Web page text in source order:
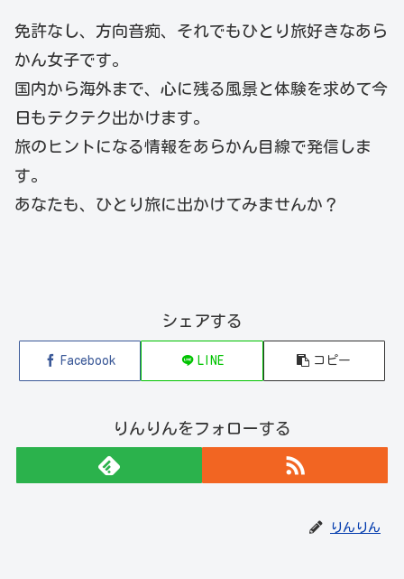
免許なし、方向音痴、それでもひとり旅好きなあら
かん女子です。
国内から海外まで、心に残る風景と体験を求めて今
日もテクテク出かけます。
旅のヒントになる情報をあらかん目線で発信しま
す。
あなたも、ひとり旅に出かけてみませんか？
シェアする
Facebook LINE コピー
りんりんをフォローする
りんりん